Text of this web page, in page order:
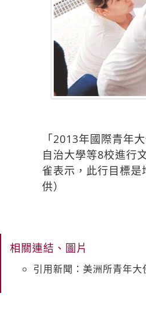
「2013年國際青年
自治大學等8校進行
雀表示，此行目標
供）
相關連結、圖片
引用新聞：美洲所青年大